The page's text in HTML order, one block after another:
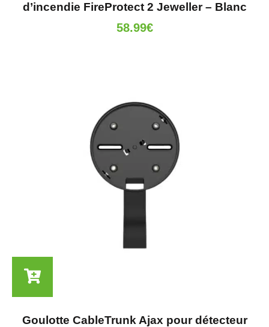
d’incendie FireProtect 2 Jeweller – Blanc
58.99€
Goulotte CableTrunk Ajax pour détecteur